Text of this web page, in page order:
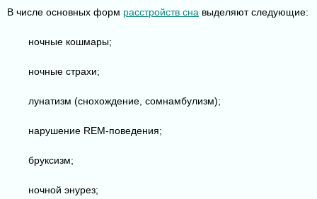
В числе основных форм расстройств сна выделяют следующие:
ночные кошмары;
ночные страхи;
лунатизм (снохождение, сомнамбулизм);
нарушение REM-поведения;
бруксизм;
ночной энурез;